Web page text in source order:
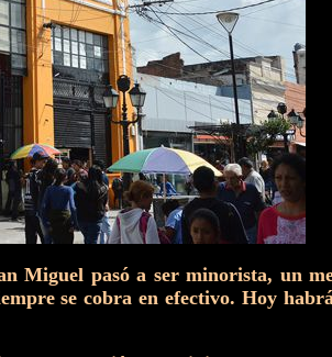
Miguel pasó a ser minorista, un
se cobra en efectivo. Hoy